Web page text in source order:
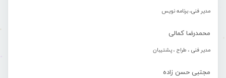
مدیر فنی، برنامه نویس
محمدرضا کمالی
مدیر فنی ، طراح ، پشتیبان
مجتبی حسن زاده